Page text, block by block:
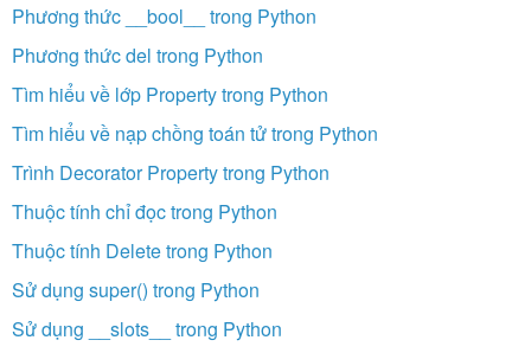
Phương thức __bool__ trong Python
Phương thức del trong Python
Tìm hiểu về lớp Property trong Python
Tìm hiểu về nạp chồng toán tử trong Python
Trình Decorator Property trong Python
Thuộc tính chỉ đọc trong Python
Thuộc tính Delete trong Python
Sử dụng super() trong Python
Sử dụng __slots__ trong Python